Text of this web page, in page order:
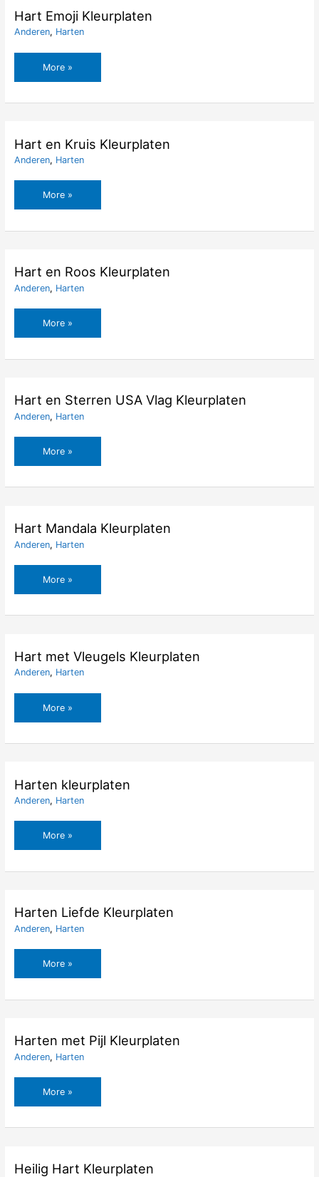
Hart Emoji Kleurplaten
Anderen, Harten
Hart
Emoji
More »
Hart en Kruis Kleurplaten
Anderen, Harten
Hart
en
More »
Hart en Roos Kleurplaten
Anderen, Harten
Hart
en
More »
Hart en Sterren USA Vlag Kleurplaten
Anderen, Harten
Hart
en
Kleurplaten
More »
Hart Mandala Kleurplaten
Anderen, Harten
Hart
Mandala
More »
Hart met Vleugels Kleurplaten
Anderen, Harten
Hart
met
More »
Harten kleurplaten
Anderen, Harten
Harten
kleurplaten
More »
Harten Liefde Kleurplaten
Anderen, Harten
Harten
Liefde
More »
Harten met Pijl Kleurplaten
Anderen, Harten
Harten
met
More »
Heilig Hart Kleurplaten